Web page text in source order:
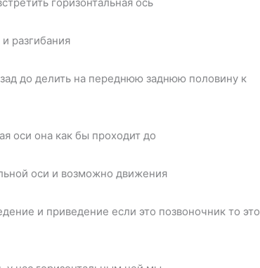
разгибания
до делить на переднюю заднюю половину к
оси она как бы проходит до
оси и возможно движения
и приведение если это позвоночник то это